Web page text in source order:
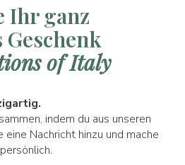
Ihr ganz
of Italy
indem du aus unseren
Nachricht hinzu und mache